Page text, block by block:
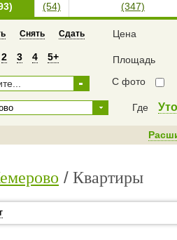
(54)
(347)
Снять Сдать Цена
2 3 4 5+ Площадь
С фото
Где
Квартиры